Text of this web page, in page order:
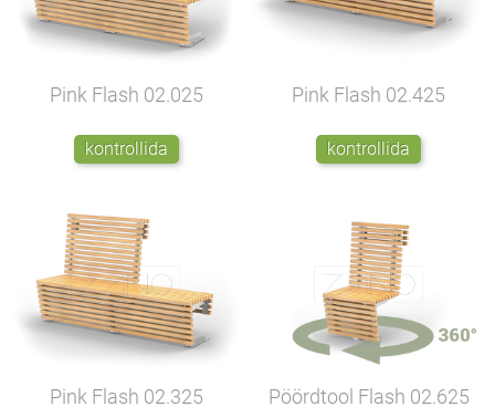
Pink Flash 02.025
kontrollida
Pink Flash 02.425
kontrollida
Pink Flash 02.325 Pöördtool Flash 02.625